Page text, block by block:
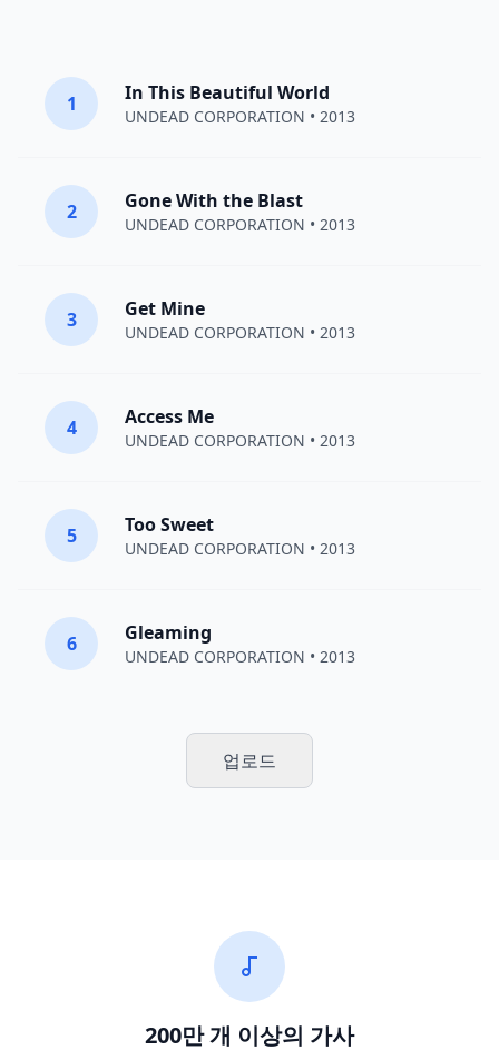
1 In This Beautiful World
UNDEAD CORPORATION • 2013
2 Gone With the Blast
UNDEAD CORPORATION • 2013
3 Get Mine
UNDEAD CORPORATION • 2013
4 Access Me
UNDEAD CORPORATION • 2013
5 Too Sweet
UNDEAD CORPORATION • 2013
6 Gleaming
UNDEAD CORPORATION • 2013
업로드
200만 개 이상의 가사